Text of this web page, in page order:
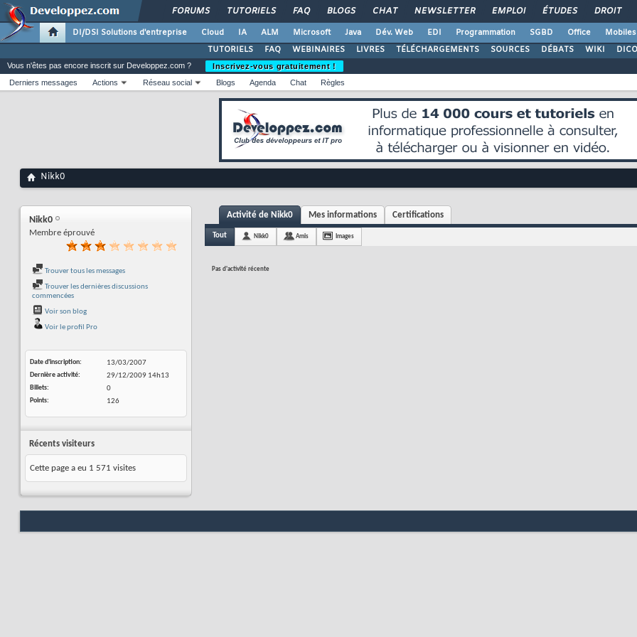
FORUMS TUTORIELS FAQ BLOGS CHAT NEWSLETTER EMPLOI ÉTUDES DROIT
DI/DSI Solutions d'entreprise Cloud IA ALM Microsoft Java Dév. Web EDI Programmation SGBD Office Mobiles
TUTORIELS
FAQ WEBINAIRES LIVRES TÉLÉCHARGEMENTS SOURCES DÉBATS WIKI DICO
Vous n'êtes pas encore inscrit sur Developpez.com ?
Inscrivez-vous gratuitement !
Derniers messages
Actions Réseau social Blogs Agenda Chat Règles
Nikk0
Nikk0
Membre éprouvé
Trouver tous les messages
Trouver les dernières discussions
commencées
Voir son blog
Voir le profil Pro
Date d'inscription
13/03/2007
Dernière activité
29/12/2009 14h13
Billets
0
Points
126
Récents visiteurs
Cette page a eu 1 571 visites
Activité de Nikk0 Mes informations Certifications
Tout Nikk0 Amis Images
Pas d'activité récente